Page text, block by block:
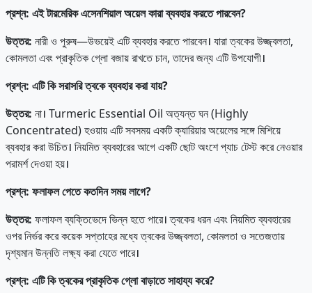
প্রশ্ন: এইটারমেরিকএসেনশিয়ালঅয়েলকারাব্যবহারকরতেপারবেন?
উত্তর: নারী ও পুরুষ—উভয়েই এটি ব্যবহার করতে পারবেন। যারা ত্বকের উজ্জ্বলতা,
কোমলতা এবং প্রাকৃতিক গ্লো বজায় রাখতে চান, তাদের জন্য এটি উপযোগী।
প্রশ্ন: এটিকিসরাসরিত্বকেব্যবহারকরাযায়?
উত্তর: না। Turmeric Essential Oil অত্যন্ত ঘন (Highly
Concentrated) হওয়ায় এটি সবসময় একটি ক্যারিয়ার অয়েলের সঙ্গে মিশিয়ে
ব্যবহার করা উচিত। নিয়মিত ব্যবহারের আগে একটি ছোট অংশে প্যাচ টেস্ট করে নেওয়ার
পরামর্শ দেওয়া হয়।
প্রশ্ন: ফলাফলপেতেকতদিনসময়লাগে?
উত্তর: ফলাফল ব্যক্তিভেদে ভিন্ন হতে পারে। ত্বকের ধরন এবং নিয়মিত ব্যবহারের
ওপর নির্ভর করে কয়েক সপ্তাহের মধ্যে ত্বকের উজ্জ্বলতা, কোমলতা ও সতেজতায়
দৃশ্যমান উন্নতি লক্ষ্য করা যেতে পারে।
প্রশ্ন: এটিকিত্বকেরপ্রাকৃতিকগ্লোবাড়াতেসাহায্যকরে?